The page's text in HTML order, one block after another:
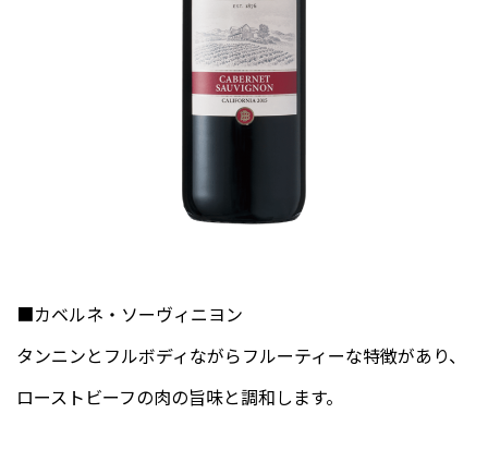
■カベルネ・ソーヴィニヨン
タンニンとフルボディながらフルーティーな特徴があり、
ローストビーフの肉の旨味と調和します。